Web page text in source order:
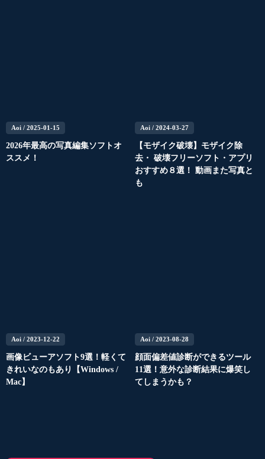
Aoi / 2025-01-15
2026年最高の写真編集ソフトオ
ススメ！
Aoi/ 2024-03-27
【モザイク破壊】モザイク除
去・ 破壊フリーソフト・アプリ
おすすめ８選！ 動画また写真と
も
Aoi / 2023-12-22
画像ビューアソフト9選！軽くて
きれいなのもあり【Windows /
Mac】
Aoi/ 2023-08-28
顔面偏差値診断ができるツール
11選！意外な診断結果に爆笑し
てしまうかも？